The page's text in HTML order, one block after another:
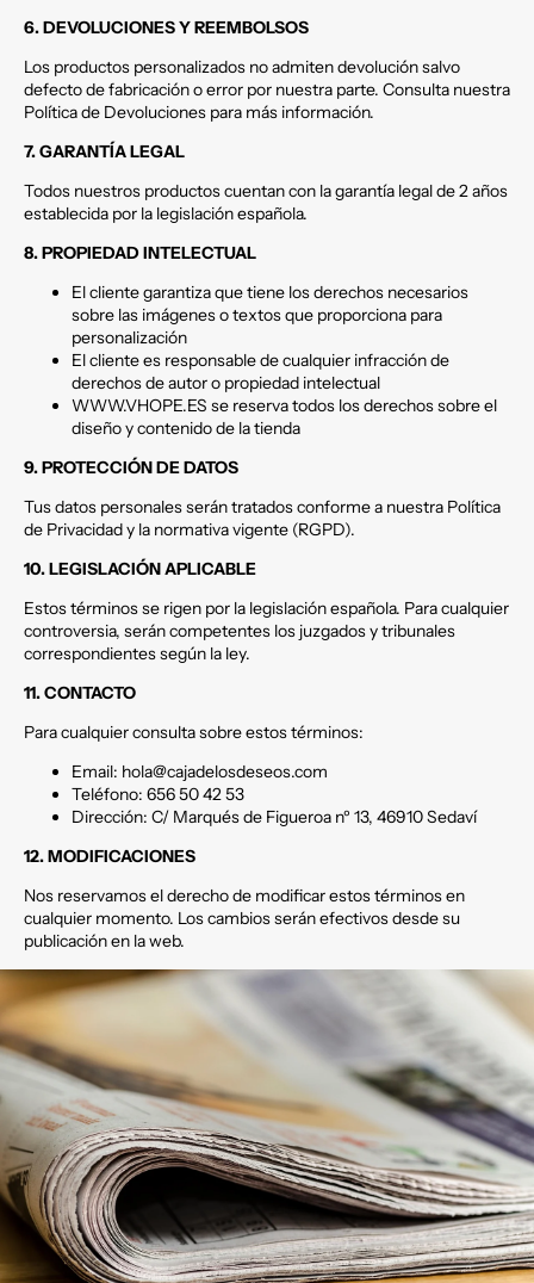
6. DEVOLUCIONES Y REEMBOLSOS
Los productos personalizados no admiten devolución salvo
defecto de fabricación o error por nuestra parte. Consulta nuestra
Política de Devoluciones para más información.
7. GARANTÍA LEGAL
Todos nuestros productos cuentan con la garantía legal de 2 años
establecida por la legislación española.
8. PROPIEDAD INTELECTUAL
El cliente garantiza que tiene los derechos necesarios
sobre las imágenes o textos que proporciona para
personalización
El cliente es responsable de cualquier infracción de
derechos de autor o propiedad intelectual
WWW.VHOPE.ES se reserva todos los derechos sobre el
diseño y contenido de la tienda
9. PROTECCIÓN DE DATOS
Tus datos personales serán tratados conforme a nuestra Política
de Privacidad y la normativa vigente (RGPD).
10. LEGISLACIÓN APLICABLE
Estos términos se rigen por la legislación española. Para cualquier
controversia, serán competentes los juzgados y tribunales
correspondientes según la ley.
11. CONTACTO
Para cualquier consulta sobre estos términos:
Email: hola@cajadelosdeseos.com
Teléfono: 656 50 42 53
Dirección: C/ Marqués de Figueroa nº 13, 46910 Sedaví
12. MODIFICACIONES
Nos reservamos el derecho de modificar estos términos en
cualquier momento. Los cambios serán efectivos desde su
publicación en la web.
Política de privacidad